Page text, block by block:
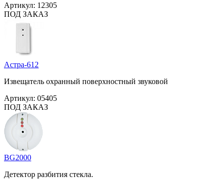
Артикул: 12305
ПОД ЗАКАЗ
Астра-612
Извещатель охранный поверхностный звуковой
Артикул: 05405
ПОД ЗАКАЗ
BG2000
Детектор разбития стекла.